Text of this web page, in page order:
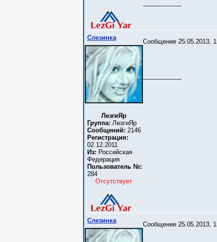
--------------------
Слезинка
Сообщение 25.05.2013,
ЛезгиЯр
Группа: ЛезгиЯр
Сообщений: 2146
Регистрация:
02.12.2011
Из: Российская
Федерация
Пользователь №:
284
Отсутствует
--------------------
Слезинка
Сообщение 25.05.2013,